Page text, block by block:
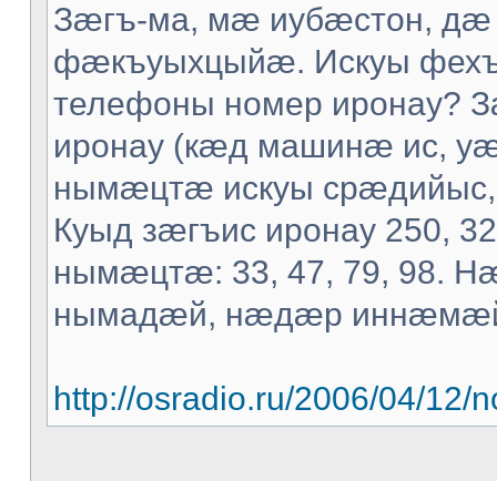
Зæгъ-ма, мæ иубæстон,
фæкъуыхцыйæ. Искуы
телефоны номер
иронау (кæд машинæ ис,
нымæцтæ искуы
Куыд зæгъис иронау 250,
нымæцтæ: 33, 47, 79, 98.
нымадæй, нæдæр
http://osradio.ru/2006/04/12/